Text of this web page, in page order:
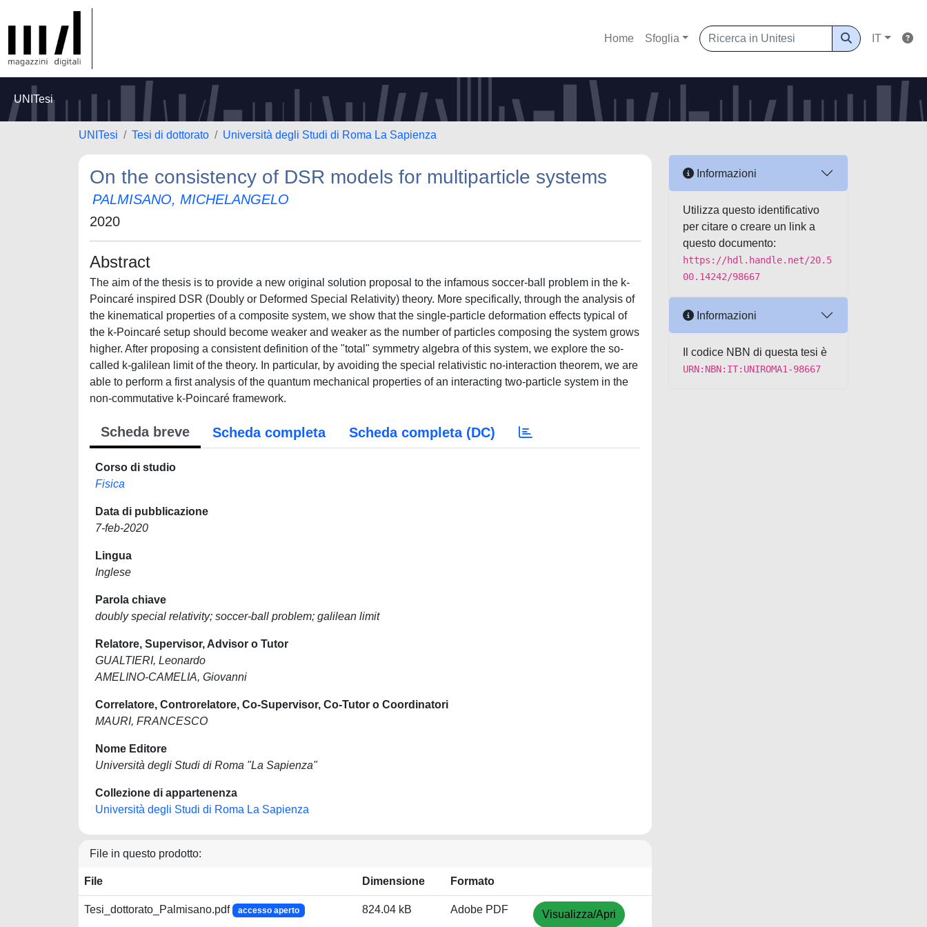
Home Sfoglia IT
UNITesi
UNITesi Tesi di dottorato Università degli Studi di Roma La Sapienza
On the consistency of DSR models for multiparticle systems
PALMISANO, MICHELANGELO
2020
Abstract
The aim of the thesis is to provide a new original solution proposal to the infamous soccer-ball problem in the k-
Poincaré inspired DSR (Doubly or Deformed Special Relativity) theory. More specifically, through the analysis of
the kinematical properties of a composite system, we show that the single-particle deformation effects typical of
the k-Poincaré setup should become weaker and weaker as the number of particles composing the system grows
higher. After proposing a consistent definition of the "total" symmetry algebra of this system, we explore the so-
called k-galilean limit of the theory. In particular, by avoiding the special relativistic no-interaction theorem, we are
able to perform a first analysis of the quantum mechanical properties of an interacting two-particle system in the
non-commutative k-Poincaré framework.
Scheda breve Scheda completa Scheda completa (DC)
Corso di studio
Fisica
Data di pubblicazione
7-feb-2020
Lingua
Inglese
Parola chiave
doubly special relativity; soccer-ball problem; galilean limit
Relatore, Supervisor, Advisor o Tutor
GUALTIERI, Leonardo
AMELINO-CAMELIA, Giovanni
Correlatore, Controrelatore, Co-Supervisor, Co-Tutor o Coordinatori
MAURI, FRANCESCO
Nome Editore
Università degli Studi di Roma "La Sapienza"
Collezione di appartenenza
Università degli Studi di Roma La Sapienza
File in questo prodotto:
File Dimensione Formato
Tesi_dottorato_Palmisano.pdf accesso aperto 824.04 kB Adobe PDF Visualizza/Apri
Informazioni
Utilizza questo identificativo
per citare o creare un link a
questo documento:
https://hdl.handle.net/20.5
00.14242/98667
Informazioni
Il codice NBN di questa tesi è
URN:NBN:IT:UNIROMA1-98667